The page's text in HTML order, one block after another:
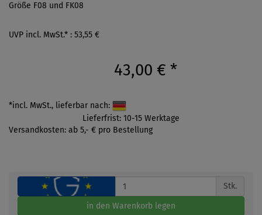
Größe F08 und FK08
UVP incl. MwSt.* : 53,55 €
43,00 € *
*incl. MwSt., lieferbar nach:
Lieferfrist: 10-15 Werktage
Versandkosten: ab 5,- € pro Bestellung
Stk.
in den Warenkorb legen